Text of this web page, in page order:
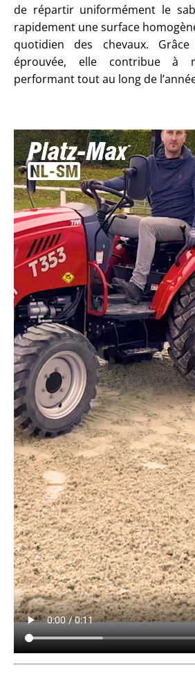
de répartir uniformément le
rapidement une surface
quotidien des chevaux.
éprouvée, elle contribue à
performant tout au long de